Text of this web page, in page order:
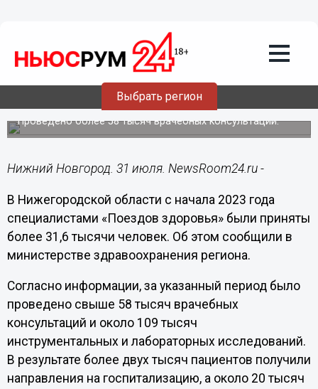
Выбрать регион
Cвыше 31 тысячи нижегородцев
приняли медики «Поездов здоровья» в
Проведено более 58 тысяч врачебных консультаций.
Нижний Новгород. 31 июля. NewsRoom24.ru -
В Нижегородской области с начала 2023 года
специалистами «Поездов здоровья» были приняты
более 31,6 тысячи человек. Об этом сообщили в
министерстве здравоохранения региона.
Согласно информации, за указанный период было
проведено свыше 58 тысяч врачебных
консультаций и около 109 тысяч
инструментальных и лабораторных исследований.
В результате более двух тысяч пациентов получили
направления на госпитализацию, а около 20 тысяч